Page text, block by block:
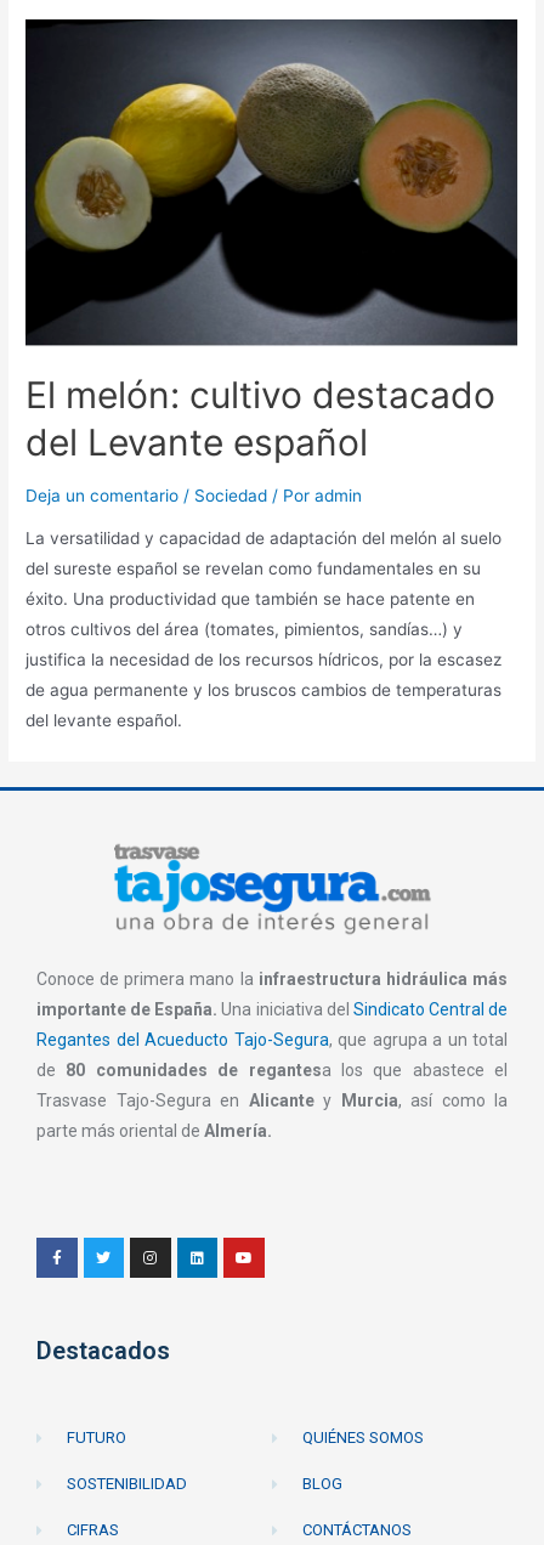
El melón: cultivo destacado
del Levante español
Deja un comentario / Sociedad / Poradmin
La versatilidad y capacidad de adaptación del melón al suelo
del sureste español se revelan como fundamentales en su
éxito. Una productividad que también se hace patente en
otros cultivos del área (tomates, pimientos, sandías…) y
justifica la necesidad de los recursos hídricos, por la escasez
de agua permanente y los bruscos cambios de temperaturas
del levante español.
Conoce de primera mano la infraestructura hidráulica más
importante de España.Una iniciativa del Sindicato Central de
Regantes del Acueducto Tajo-Segura, que agrupa a un total
de 80 comunidades de regantesa los que abastece el
Trasvase Tajo-Segura en Alicante y Murcia, así como la
parte más oriental de Almería.
Destacados
FUTURO
SOSTENIBILIDAD
CIFRAS
QUIÉNES SOMOS
BLOG
CONTÁCTANOS